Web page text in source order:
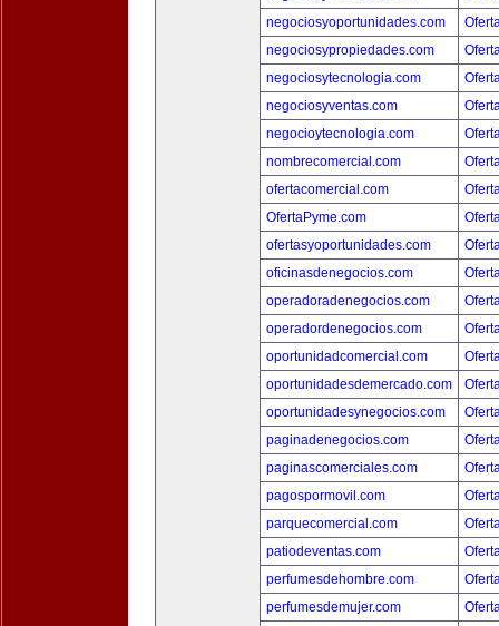
negociosyoportunidades.com
negociosypropiedades.com
negociosytecnologia.com
negociosyventas.com
negocioytecnologia.com
nombrecomercial.com
ofertacomercial.com
OfertaPyme.com
ofertasyoportunidades.com
oficinasdenegocios.com
operadoradenegocios.com
operadordenegocios.com
oportunidadcomercial.com
oportunidadesdemercado.com
oportunidadesynegocios.com
paginadenegocios.com
paginascomerciales.com
pagospormovil.com
parquecomercial.com
patiodeventas.com
perfumesdehombre.com
perfumesdemujer.com